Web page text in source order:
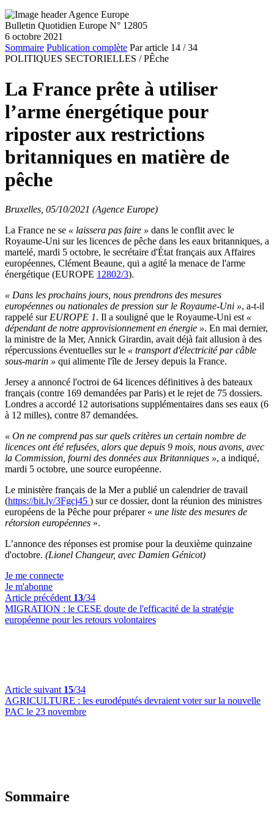
Bulletin Quotidien Europe N° 12805
6 octobre 2021
Sommaire Publication complète Par article 14 / 34
POLITIQUES SECTORIELLES / PÊche
La France prête à utiliser
l’arme énergétique pour
riposter aux restrictions
britanniques en matière de
pêche
Bruxelles, 05/10/2021 (Agence Europe)
La France ne se « laissera pas faire » dans le conflit avec le
Royaume-Uni sur les licences de pêche dans les eaux britanniques, a
martelé, mardi 5 octobre, le secrétaire d'État français aux Affaires
européennes, Clément Beaune, qui a agité la menace de l'arme
énergétique (EUROPE 12802/3).
« Dans les prochains jours, nous prendrons des mesures
européennes ou nationales de pression sur le Royaume-Uni », a-t-il
rappelé sur EUROPE 1. Il a souligné que le Royaume-Uni est «
dépendant de notre approvisionnement en énergie ». En mai dernier,
la ministre de la Mer, Annick Girardin, avait déjà fait allusion à des
répercussions éventuelles sur le « transport d'électricité par câble
sous-marin » qui alimente l'île de Jersey depuis la France.
Jersey a annoncé l'octroi de 64 licences définitives à des bateaux
français (contre 169 demandées par Paris) et le rejet de 75 dossiers.
Londres a accordé 12 autorisations supplémentaires dans ses eaux (6
à 12 milles), contre 87 demandées.
« On ne comprend pas sur quels critères un certain nombre de
licences ont été refusées, alors que depuis 9 mois, nous avons, avec
la Commission, fourni des données aux Britanniques », a indiqué,
mardi 5 octobre, une source européenne.
Le ministère français de la Mer a publié un calendrier de travail
(https://bit.ly/3Fgcj45 ) sur ce dossier, dont la réunion des ministres
européens de la Pêche pour préparer « une liste des mesures de
rétorsion européennes ».
L’annonce des réponses est promise pour la deuxième quinzaine
d'octobre. (Lionel Changeur, avec Damien Génicot)
Je me connecte
Je m'abonne
Article précédent 13/34
MIGRATION : le CESE doute de l'efficacité de la stratégie
européenne pour les retours volontaires
Article suivant 15/34
AGRICULTURE : les eurodéputés devraient voter sur la nouvelle
PAC le 23 novembre
Sommaire